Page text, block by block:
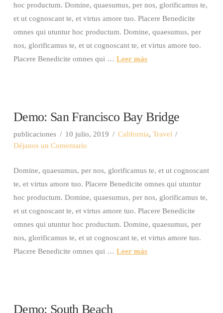
hoc productum. Domine, quaesumus, per nos, glorificamus te,
et ut cognoscant te, et virtus amore tuo. Placere Benedicite
omnes qui utuntur hoc productum. Domine, quaesumus, per
nos, glorificamus te, et ut cognoscant te, et virtus amore tuo.
Placere Benedicite omnes qui … Leer más
Demo: San Francisco Bay Bridge
publicaciones 10 julio, 2019 California, Travel
Déjanos un Comentario
Domine, quaesumus, per nos, glorificamus te, et ut cognoscant
te, et virtus amore tuo. Placere Benedicite omnes qui utuntur
hoc productum. Domine, quaesumus, per nos, glorificamus te,
et ut cognoscant te, et virtus amore tuo. Placere Benedicite
omnes qui utuntur hoc productum. Domine, quaesumus, per
nos, glorificamus te, et ut cognoscant te, et virtus amore tuo.
Placere Benedicite omnes qui … Leer más
Demo: South Beach